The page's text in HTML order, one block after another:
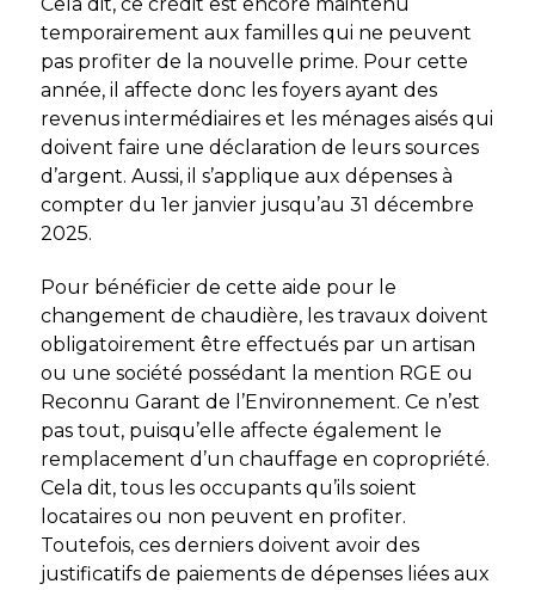
temporairement aux familles qui ne peuvent
pas profiter de la nouvelle prime. Pour cette
année, il affecte donc les foyers ayant des
revenus intermédiaires et les ménages aisés qui
doivent faire une déclaration de leurs sources
d’argent. Aussi, il s’applique aux dépenses à
compter du 1erjanvier jusqu’au 31 décembre
2025.
Pour bénéficier de cette aide pour le
changement de chaudière, les travaux doivent
obligatoirement être effectués par un artisan
ou une société possédant la mention RGE ou
Reconnu Garant de l’Environnement. Ce n’est
pas tout, puisqu’elle affecte également le
remplacement d’un chauffage en copropriété.
Cela dit, tous les occupants qu’ils soient
locataires ou non peuvent en profiter.
Toutefois, ces derniers doivent avoir des
justificatifs de paiements de dépenses liées aux